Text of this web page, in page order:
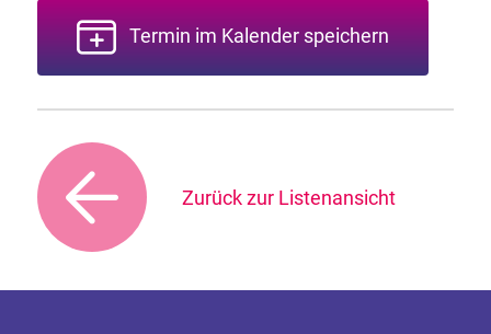
Termin im Kalender speichern
Zurück zur Listenansicht